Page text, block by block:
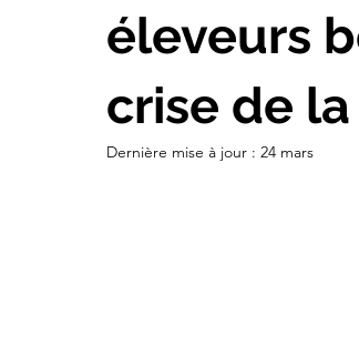
éleveurs
crise de
Dernière mise à jour : 24 mars